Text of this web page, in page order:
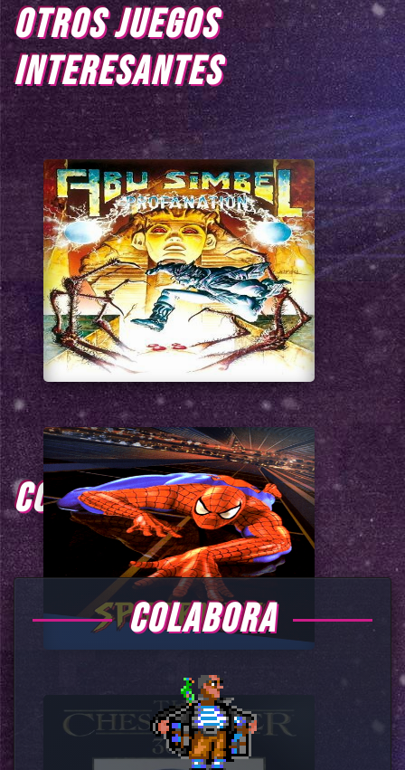
OTROS JUEGOS
INTERESANTES
COMENTARIOS
COLABORA